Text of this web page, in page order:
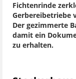
Fichtenrinde
Gerbereibetriebe
Der gezimmerte
damit ein
zu erhalten.